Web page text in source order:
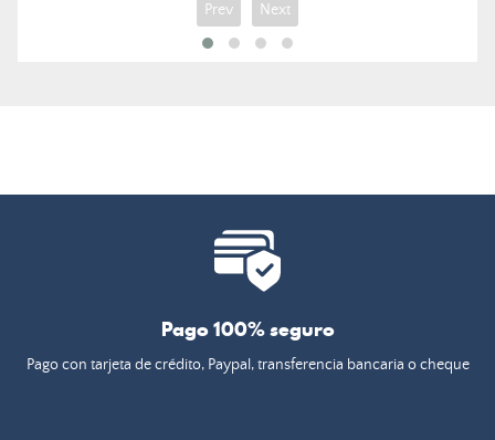
Prev Next
Pago 100% seguro
Pago con tarjeta de crédito, Paypal, transferencia bancaria o cheque